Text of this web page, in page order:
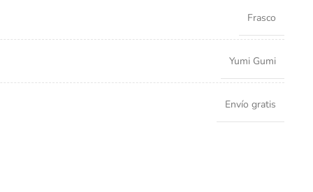
Frasco
Yumi Gumi
Envío gratis